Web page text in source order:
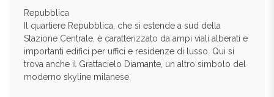
Repubblica
Il quartiere Repubblica, che si estende a sud della
Stazione Centrale, è caratterizzato da ampi viali alberati e
importanti edifici per uffici e residenze di lusso. Qui si
trova anche il Grattacielo Diamante, un altro simbolo del
moderno skyline milanese.